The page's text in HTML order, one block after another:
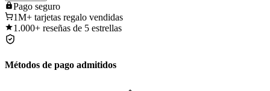
Pago seguro
1M+ tarjetas regalo vendidas
1.000+ reseñas de 5 estrellas
Métodos de pago admitidos